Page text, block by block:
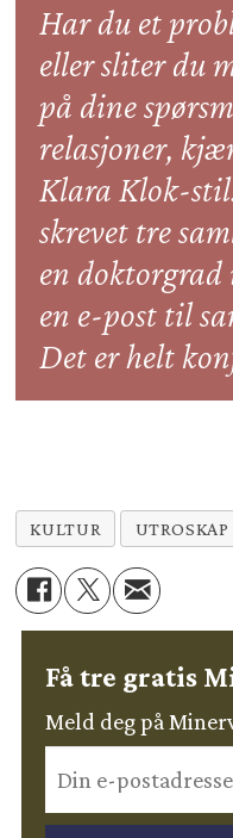
Har du et
eller sliter du
på dine
relasjoner,
Klara Klok-
skrevet tre
en doktorgrad
en e-post til
Det er helt
KULTUR UTROSKAP
Få tre gratis
Meld deg på